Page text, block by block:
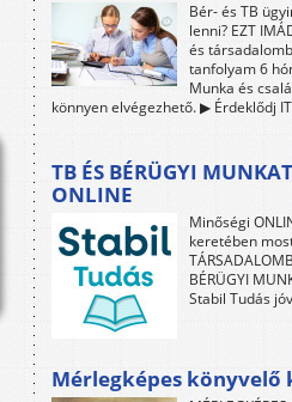
Bér- és TB
lenni? EZT
és
tanfolyam 6
Munka és
könnyen elvégezhető. ▶ Érdeklődj
TB ÉS BÉRÜGYI
ONLINE
Minőségi
keretében
BÉRÜGYI
Stabil Tudás
Mérlegképes könyvelő